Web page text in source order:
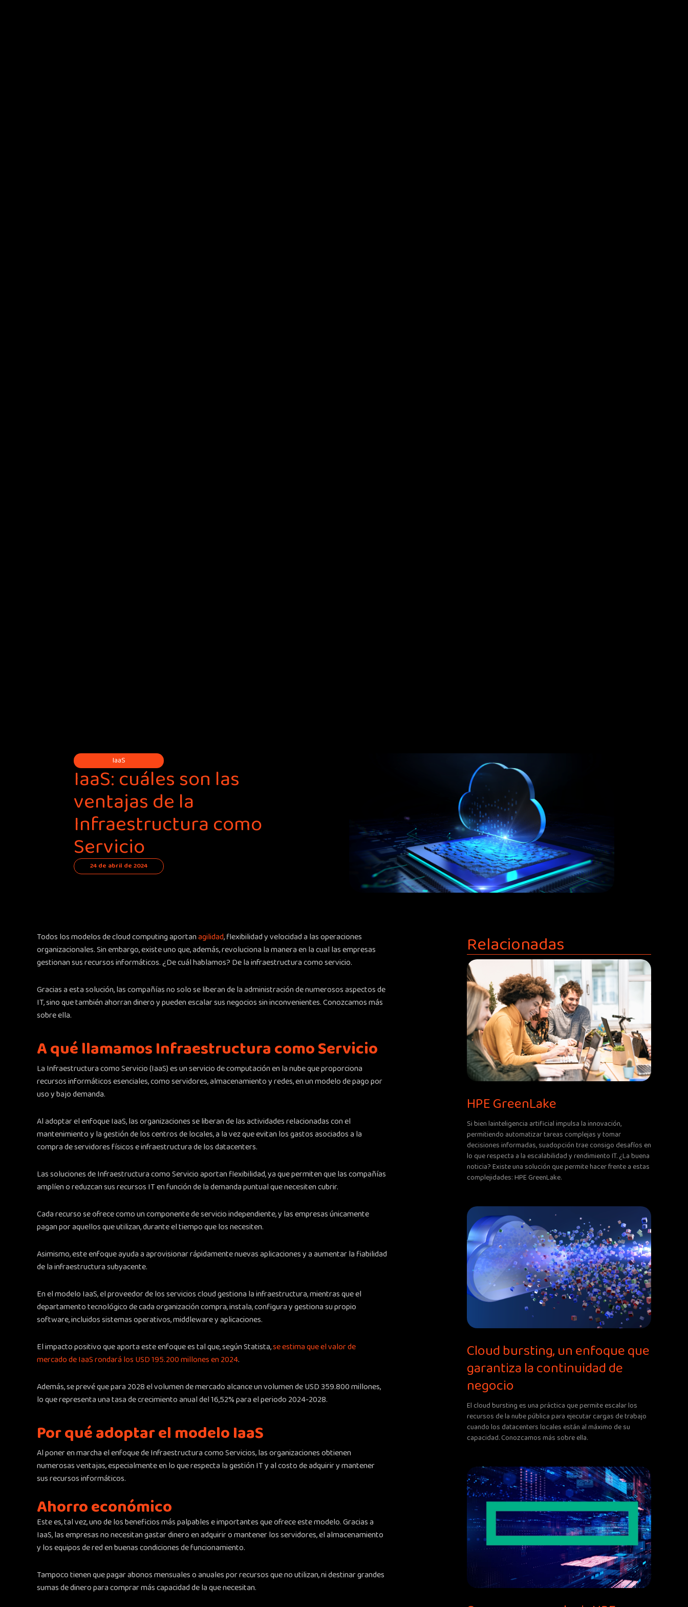
IaaS
IaaS: cuáles son las
ventajas de la
Infraestructura como
Servicio
24 de abril de 2024
Todos los modelos de cloud computing aportanagilidad, flexibilidad y velocidad a las operaciones
organizacionales. Sin embargo, existe uno que, además, revoluciona la manera en la cual las empresas
gestionan sus recursos informáticos. ¿De cuál hablamos? De la infraestructura como servicio.
Gracias a esta solución, las compañías no solo se liberan de la administración de numerosos aspectos de
IT, sino que también ahorran dinero y pueden escalar sus negocios sin inconvenientes. Conozcamos más
sobre ella.
A qué llamamos Infraestructura como Servicio
La Infraestructura como Servicio (IaaS) es un servicio de computación en la nube que proporciona
recursos informáticos esenciales, como servidores, almacenamiento y redes, en un modelo de pago por
uso y bajo demanda.
Al adoptar el enfoque IaaS, las organizaciones se liberan de las actividades relacionadas con el
mantenimiento y la gestión de los centros de locales, a la vez que evitan los gastos asociados a la
compra de servidores físicos e infraestructura de los datacenters.
Las soluciones de Infraestructura como Servicio aportan flexibilidad, ya que permiten que las compañías
amplíen o reduzcan sus recursos IT en función de la demanda puntual que necesiten cubrir.
Cada recurso se ofrece como un componente de servicio independiente, y las empresas únicamente
pagan por aquellos que utilizan, durante el tiempo que los necesiten.
Asimismo, este enfoque ayuda a aprovisionar rápidamente nuevas aplicaciones y a aumentar la fiabilidad
de la infraestructura subyacente.
En el modelo IaaS, el proveedor de los servicios cloud gestiona la infraestructura, mientras que el
departamento tecnológico de cada organización compra, instala, configura y gestiona su propio
software, incluidos sistemas operativos, middleware y aplicaciones.
El impacto positivo que aporta este enfoque es tal que, según Statista,se estima que el valor de
mercado de IaaS rondará los USD 195.200 millones en 2024.
Además, se prevé que para 2028 el volumen de mercado alcance un volumen de USD 359.800 millones,
lo que representa una tasa de crecimiento anual del 16,52% para el periodo 2024-2028.
Por qué adoptar el modelo IaaS
Al poner en marcha el enfoque de Infraestructura como Servicios, las organizaciones obtienen
numerosas ventajas, especialmente en lo que respecta la gestión IT y al costo de adquirir y mantener
sus recursos informáticos.
Ahorro económico
Este es, tal vez, uno de los beneficios más palpables e importantes que ofrece este modelo. Gracias a
IaaS, las empresas no necesitan gastar dinero en adquirir o mantener los servidores, el almacenamiento
y los equipos de red en buenas condiciones de funcionamiento.
Tampoco tienen que pagar abonos mensuales o anuales por recursos que no utilizan, ni destinar grandes
sumas de dinero para comprar más capacidad de la que necesitan.
Relacionadas
HPE GreenLake
Si bien lainteligencia artificial impulsa la innovación,
permitiendo automatizar tareas complejas y tomar
decisiones informadas, suadopción trae consigo desafíos en
lo que respecta a la escalabilidad y rendimiento IT. ¿La buena
noticia? Existe una solución que permite hacer frente a estas
complejidades: HPE GreenLake.
Cloud bursting, un enfoque que
garantiza la continuidad de
negocio
El cloud bursting es una práctica que permite escalar los
recursos de la nube pública para ejecutar cargas de trabajo
cuando los datacenters locales están al máximo de su
capacidad. Conozcamos más sobre ella.